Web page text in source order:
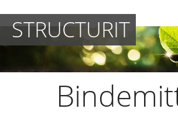
STRUCTURIT